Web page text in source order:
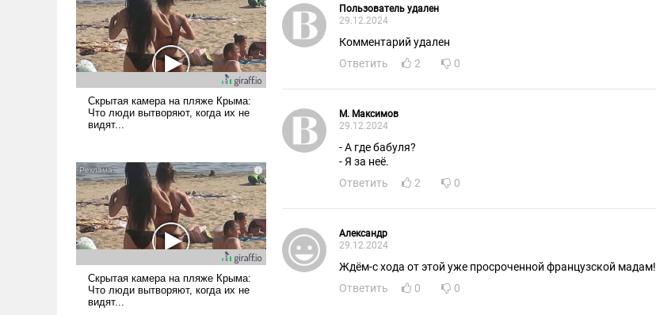
Пользователь удален
29.12.2024
Комментарий удален
Ответить
2 0
М. Максимов
29.12.2024
- А где бабуля?
- Я за неё.
Ответить
2 0
Александр
29.12.2024
Ждём-с хода от этой уже просроченной французской мадам!
Ответить
0 0